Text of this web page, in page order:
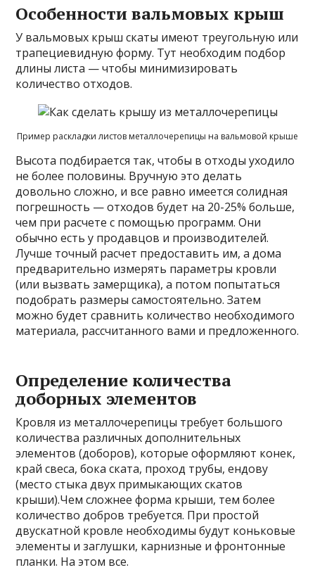
Особенности вальмовых крыш
У вальмовых крыш скаты имеют треугольную или
трапециевидную форму. Тут необходим подбор
длины листа — чтобы минимизировать
количество отходов.
Пример раскладки листов металлочерепицы на вальмовой крыше
Высота подбирается так, чтобы в отходы уходило
не более половины. Вручную это делать
довольно сложно, и все равно имеется солидная
погрешность — отходов будет на 20-25% больше,
чем при расчете с помощью программ. Они
обычно есть у продавцов и производителей.
Лучше точный расчет предоставить им, а дома
предварительно измерять параметры кровли
(или вызвать замерщика), а потом попытаться
подобрать размеры самостоятельно. Затем
можно будет сравнить количество необходимого
материала, рассчитанного вами и предложенного.
Определение количества
доборных элементов
Кровля из металлочерепицы требует большого
количества различных дополнительных
элементов (доборов), которые оформляют конек,
край свеса, бока ската, проход трубы, ендову
(место стыка двух примыкающих скатов
крыши).Чем сложнее форма крыши, тем более
количество добров требуется. При простой
двускатной кровле необходимы будут коньковые
элементы и заглушки, карнизные и фронтонные
планки. На этом все.